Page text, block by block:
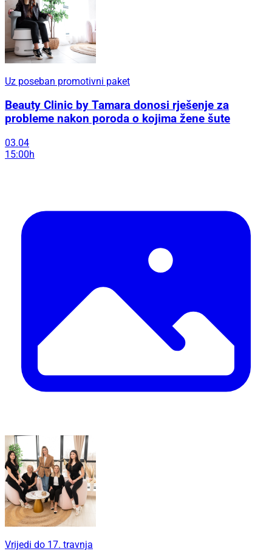
Uz poseban promotivni paket
Beauty Clinic by Tamara donosi rješenje za
probleme nakon poroda o kojima žene šute
03.04
15:00h
Vrijedi do 17. travnja